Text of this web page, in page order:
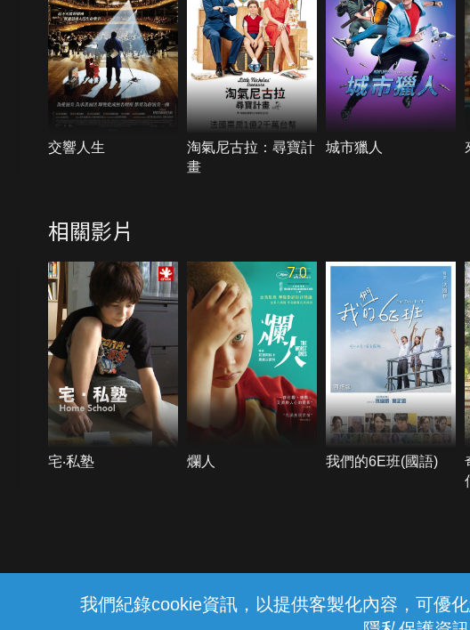
我們紀錄cookie資訊，以提供客製化內容，可優
交響人生
淘氣尼古拉：尋寶計
畫
城市獵人
相關影片
宅‧私塾
7.0
爛人 我們的6E班(國語)